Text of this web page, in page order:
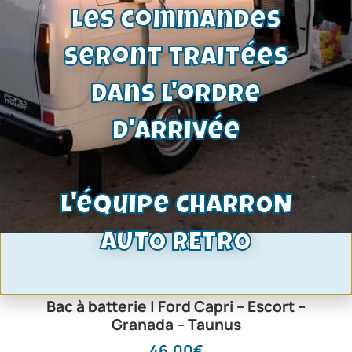
Bac à batterie | Ford Capri – Escort –
Granada – Taunus
Les commandes
seront traitées
dans l'ordre
d'arrivée
L'équipe CHARRON
AUTO RETRO